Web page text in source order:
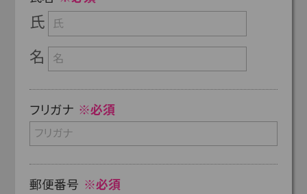
氏
名
フリガナ ※必須
郵便番号 ※必須